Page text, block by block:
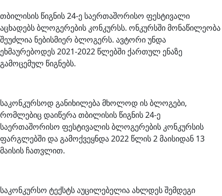
თბილისის წიგნის 24-ე საერთაშორისო ფესტივალი
აცხადებს ბლოგერების კონკურსს. ონკურსში მონაწილეობა
შეუძლია ნებისმიერ ბლოგერს. ავტორი უნდა
ეხმაურებოდეს 2021-2022 წლებში ქართულ ენაზე
გამოცემულ წიგნებს.
საკონკურსოდ განიხილება მხოლოდ ის ბლოგები,
რომლებიც დაიწერა თბილისის წიგნის 24-ე
საერთაშორისო ფესტივალის ბლოგერების კონკურსის
ფარგლებში და გამოქვეყნდა 2022 წლის 2 მაისიდან 13
მაისის ჩათვლით.
საკონკურსო ტექსტს აუცილებელია ახლდეს შემდეგი